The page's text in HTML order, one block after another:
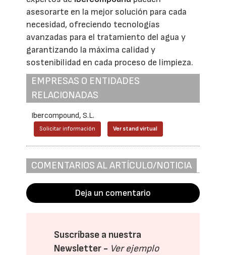
asesorarte en la mejor solución para cada
necesidad, ofreciendo tecnologías
avanzadas para el tratamiento del agua y
garantizando la máxima calidad y
sostenibilidad en cada proceso de limpieza.
EMPRESAS O ENTIDADES
RELACIONADAS
Ibercompound, S.L.
Solicitar información Ver stand virtual
COMENTARIOS AL ARTÍCULO/NOTICIA
Deja un comentario
Suscríbase a nuestra
Newsletter - Ver ejemplo